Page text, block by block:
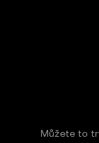
Můžete to